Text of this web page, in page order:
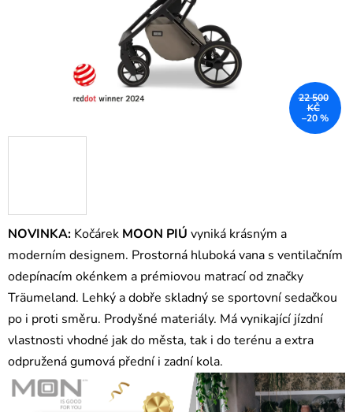
NOVINKA: Kočárek MOON PIÚ vyniká krásným a
moderním designem. Prostorná hluboká vana s ventilačním
odepínacím okénkem a prémiovou matrací od značky
Träumeland. Lehký a dobře skladný se sportovní sedačkou
po i proti směru. Prodyšné materiály. Má vynikající jízdní
vlastnosti vhodné jak do města, tak i do terénu a extra
odpružená gumová přední i zadní kola.
22 500
KČ
–20 %